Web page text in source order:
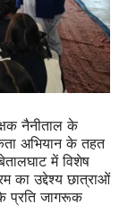
नैनीताल के
अभियान के तहत
में विशेष
का उद्देश्य छात्राओं
के प्रति जागरूक